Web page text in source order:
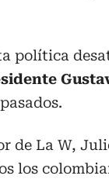
política
de La W,
los